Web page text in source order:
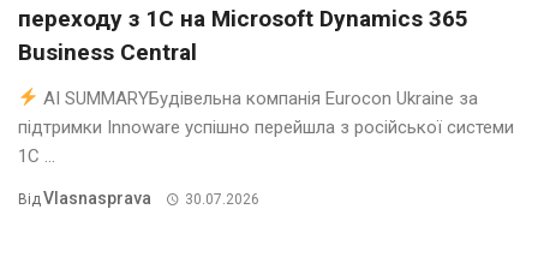
переходу з 1С на Microsoft Dynamics 365
Business Central
AI SUMMARYБудівельна компанія Eurocon Ukraine за
підтримки Innoware успішно перейшла з російської системи
1С ...
ВідVlasnasprava 30.07.2026